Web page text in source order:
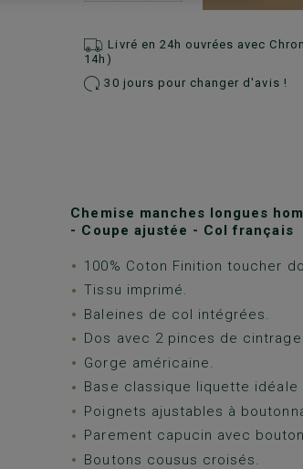
Livré en 24h ouvrées avec
14h)
30 jours pour changer d'avis !
Chemise manches longues
- Coupe ajustée - Col français
100% Coton Finition toucher
Tissu imprimé.
Baleines de col intégrées.
Dos avec 2 pinces de cintrage.
Gorge américaine.
Base classique liquette
Poignets ajustables à
Parement capucin avec
Boutons cousus croisés.